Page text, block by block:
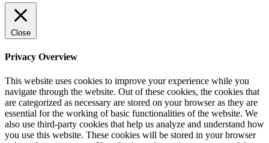
Close
Privacy Overview
This website uses cookies to improve your experience while you
navigate through the website. Out of these cookies, the cookies that
are categorized as necessary are stored on your browser as they are
essential for the working of basic functionalities of the website. We
also use third-party cookies that help us analyze and understand how
you use this website. These cookies will be stored in your browser